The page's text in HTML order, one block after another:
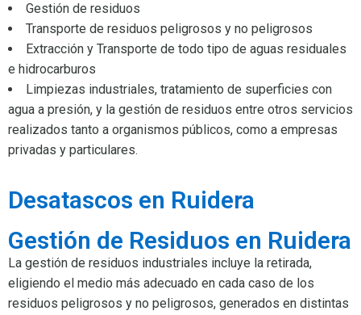
Gestión de residuos
Transporte de residuos peligrosos y no peligrosos
Extracción y Transporte de todo tipo de aguas residuales
e hidrocarburos
Limpiezas industriales, tratamiento de superficies con
agua a presión, y la gestión de residuos entre otros servicios
realizados tanto a organismos públicos, como a empresas
privadas y particulares.
Desatascos en Ruidera
Gestión de Residuos en Ruidera
La gestión de residuos industriales incluye la retirada,
eligiendo el medio más adecuado en cada caso de los
residuos peligrosos y no peligrosos, generados en distintas